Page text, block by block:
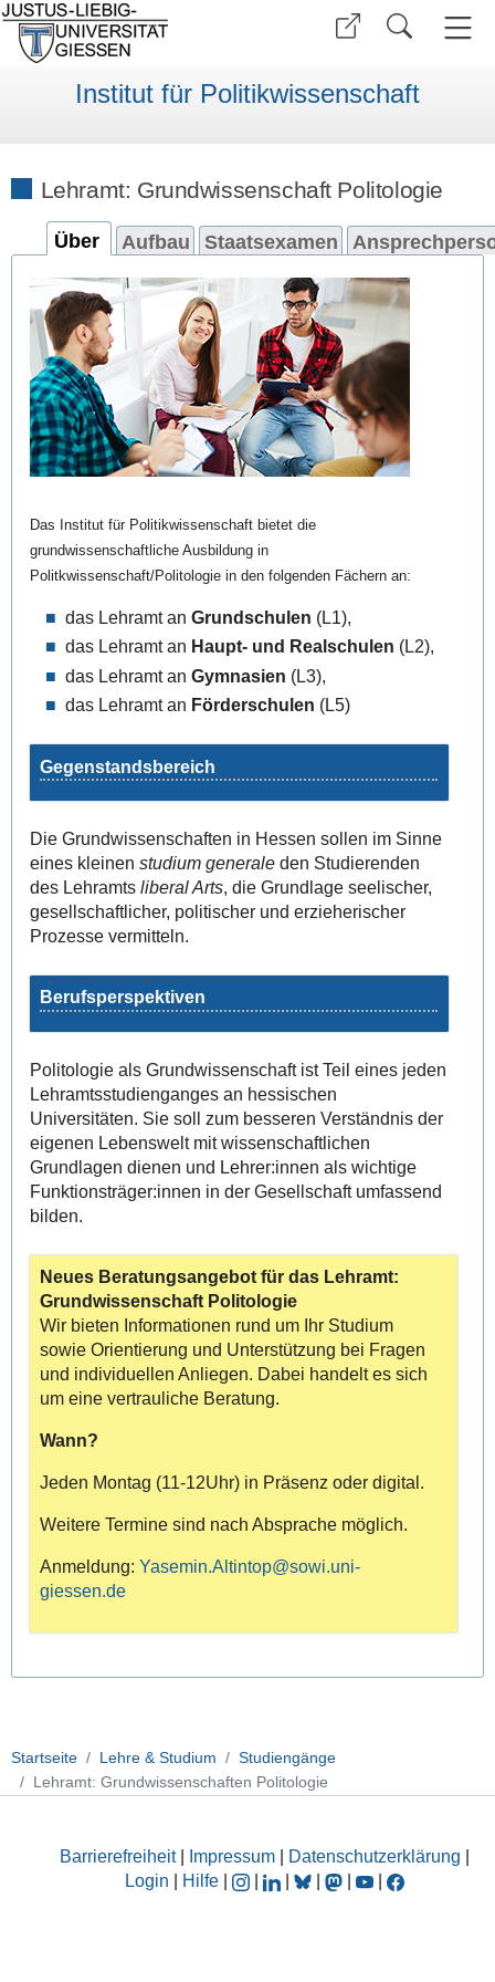
Institut für Politikwissenschaft
Lehramt: Grundwissenschaft Politologie
Über Aufbau Staatsexamen
Das Institut für Politikwissenschaft bietet die
grundwissenschaftliche Ausbildung in
Politkwissenschaft/Politologie in den folgenden Fächern an:
das Lehramt an Grundschulen (L1),
das Lehramt an Haupt- und Realschulen (L2),
das Lehramt an Gymnasien (L3),
das Lehramt an Förderschulen (L5)
Gegenstandsbereich
Die Grundwissenschaften in Hessen sollen im Sinne
eines kleinen studium generaleden Studierenden
des Lehramts liberal Arts, die Grundlage seelischer,
gesellschaftlicher, politischer und erzieherischer
Prozesse vermitteln.
Berufsperspektiven
Politologie als Grundwissenschaft ist Teil eines jeden
Lehramtsstudienganges an hessischen
Universitäten. Sie soll zum besseren Verständnis der
eigenen Lebenswelt mit wissenschaftlichen
Grundlagen dienen und Lehrer:innen als wichtige
Funktionsträger:innen in der Gesellschaft umfassend
bilden.
Neues Beratungsangebot für das Lehramt:
Grundwissenschaft Politologie
Wir bieten Informationen rund um Ihr Studium
sowie Orientierung und Unterstützung bei Fragen
und individuellen Anliegen. Dabei handelt es sich
um eine vertrauliche Beratung.
Wann?
Jeden Montag (11-12Uhr) in Präsenz oder digital.
Weitere Termine sind nach Absprache möglich.
Anmeldung:Yasemin.Altintop@sowi.uni-
giessen.de
Startseite Lehre & Studium
Studiengänge
Lehramt: Grundwissenschaften Politologie
Barrierefreiheit| Impressum Datenschutzerklärung
Login
Hilfe